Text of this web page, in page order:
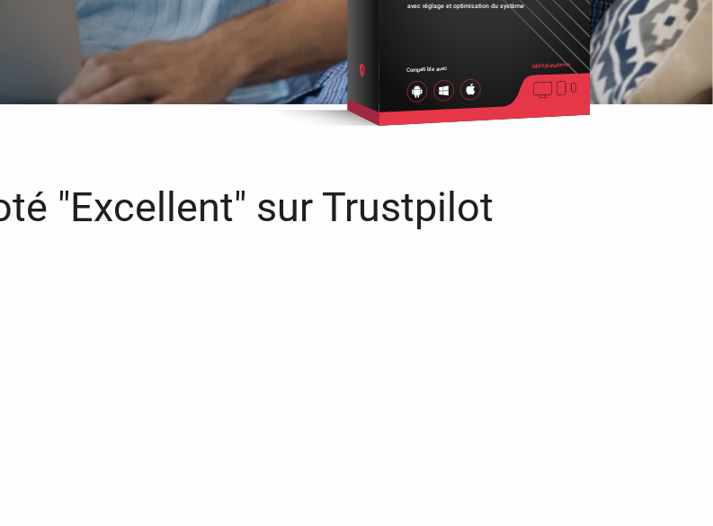
avec réglage et optimisation du système
Compatible avec Multiplateforme
"Excellent" sur Trustpilot